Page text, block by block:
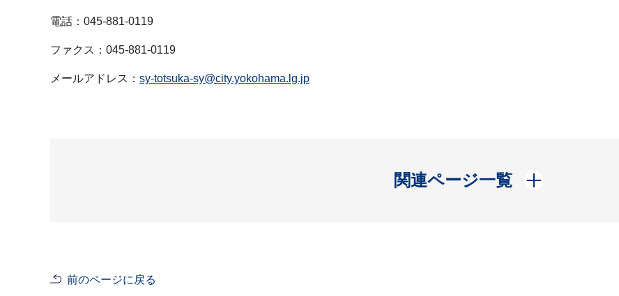
電話：045-881-0119
ファクス：045-881-0119
メールアドレス： sy-totsuka-sy@city.yokohama.lg.jp
関連ページ一覧
開く
前のページに戻る